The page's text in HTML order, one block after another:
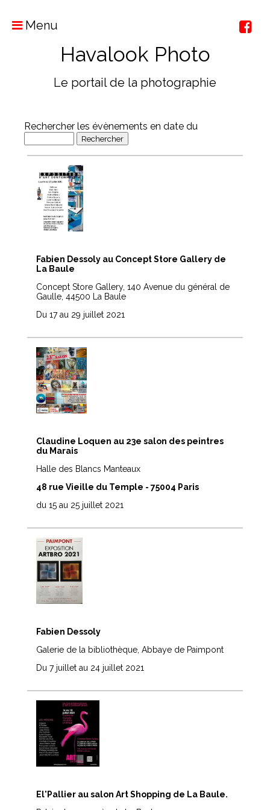
Menu
Havalook Photo
Le portail de la photographie
Rechercher les évènements en date du
Fabien Dessoly au Concept Store Gallery de
La Baule
Concept Store Gallery, 140 Avenue du général de
Gaulle, 44500 La Baule
Du 17 au 29 juillet 2021
Claudine Loquen au 23e salon des peintres
du Marais
Halle des Blancs Manteaux
48 rue Vieille du Temple - 75004 Paris
du 15 au 25 juillet 2021
Fabien Dessoly
Galerie de la bibliothèque, Abbaye de Paimpont
Du 7 juillet au 24 juillet 2021
El'Pallier au salon Art Shopping de La Baule.